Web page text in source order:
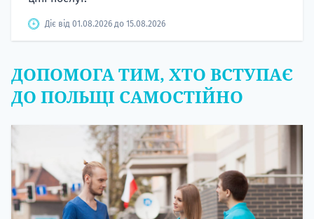
Діє від 01.08.2026 до 15.08.2026
ДОПОМОГА ТИМ, ХТО ВСТУПАЄ
ДО ПОЛЬЩІ САМОСТІЙНО